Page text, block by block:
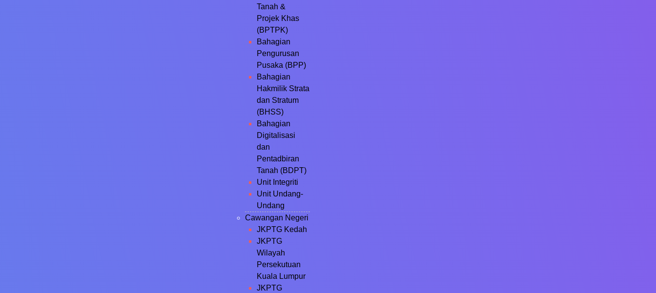
Tanah &
Projek Khas
(BPTPK)
Bahagian
Pengurusan
Pusaka (BPP)
Bahagian
Hakmilik Strata
dan Stratum
(BHSS)
Bahagian
Digitalisasi
dan
Pentadbiran
Tanah (BDPT)
Unit Integriti
Unit Undang-
Undang
Cawangan Negeri
JKPTG Kedah
JKPTG
Wilayah
Persekutuan
Kuala Lumpur
JKPTG